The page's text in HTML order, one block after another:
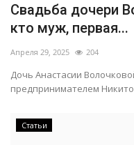
Свадьба дочери
кто муж, первая...
Апреля 29, 2025 204
Дочь Анастасии
предпринимателем
Статьи